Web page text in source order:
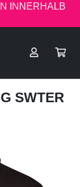
INNERHALB
SWTER